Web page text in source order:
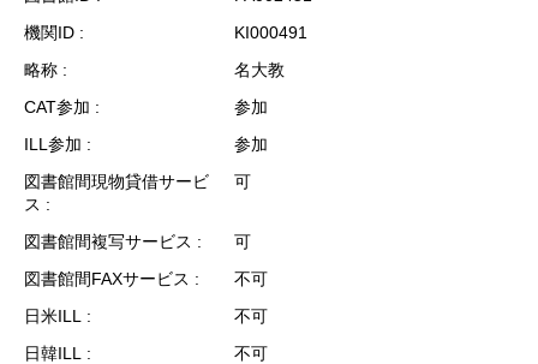
機関ID
KI000491
略称
名大教
CAT参加
参加
ILL参加
参加
図書館間現物貸借サービ
ス
可
図書館間複写サービス
可
図書館間FAXサービス
不可
日米ILL
不可
日韓ILL
不可